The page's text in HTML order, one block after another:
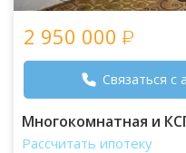
2 950 000
Связаться с
Многокомнатная и
Рассчитать ипотеку